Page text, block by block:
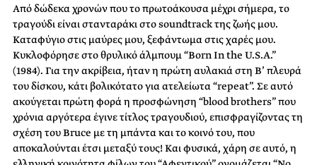
Από δώδεκα χρονών που το πρωτοάκουσα μέχρι σήμερα, το
τραγούδι είναι στανταράκι στο soundtrack της ζωής μου.
Καταφύγιο στις μαύρες μου, ξεφάντωμα στις χαρές μου.
Κυκλοφόρησε στο θρυλικό άλμπουμ “Born In the U.S.A.”
(1984). Για την ακρίβεια, ήταν η πρώτη αυλακιά στη Β’ πλευρά
του δίσκου, κάτι βολικότατο για ατελείωτα “repeat”. Σε αυτό
ακούγεται πρώτη φορά η προσφώνηση “blood brothers” που
χρόνια αργότερα έγινε τίτλος τραγουδιού, επισφραγίζοντας τη
σχέση του Bruce με τη μπάντα και το κοινό του, που
αποκαλούνται έτσι μεταξύ τους! Και φυσικά, χάρη σε αυτό, η